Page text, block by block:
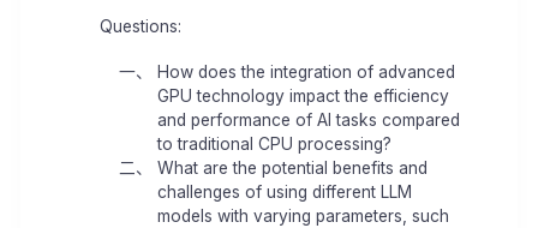
Questions:
How does the integration of advanced
GPU technology impact the efficiency
and performance of AI tasks compared
to traditional CPU processing?
What are the potential benefits and
challenges of using different LLM
models with varying parameters, such